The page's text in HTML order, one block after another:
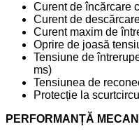
Curent de încărcare
Curent de
Curent maxim de
Oprire de joasă
Tensiune de
ms)
Tensiunea de
Protecție la
PERFORMANȚĂ